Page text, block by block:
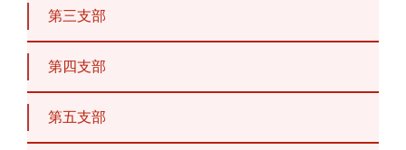
第三支部
第四支部
第五支部